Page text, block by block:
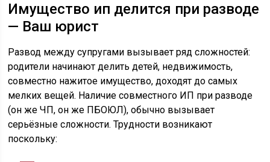
Имущество ип делится при разводе
— Ваш юрист
Развод между супругами вызывает ряд сложностей:
родители начинают делить детей, недвижимость,
совместно нажитое имущество, доходят до самых
мелких вещей. Наличие совместного ИП при разводе
(он же ЧП, он же ПБОЮЛ), обычно вызывает
серьёзные сложности. Трудности возникают
поскольку: